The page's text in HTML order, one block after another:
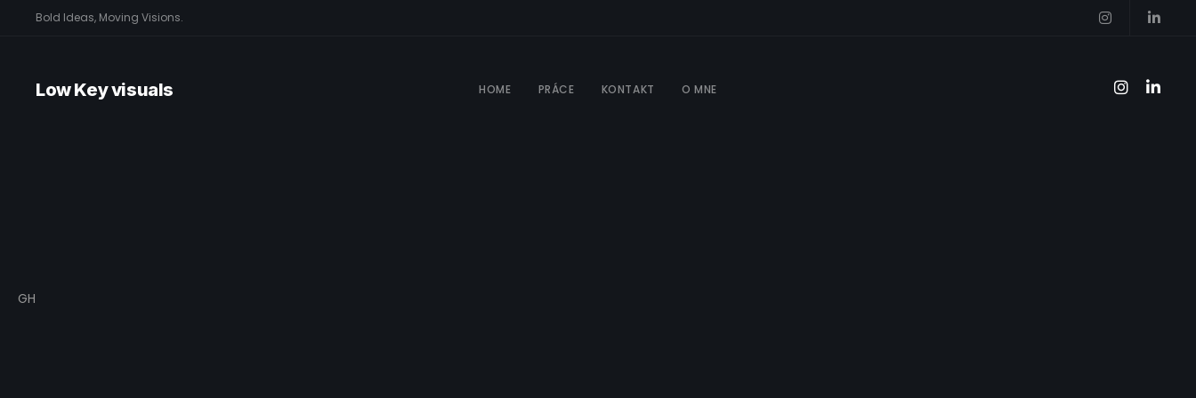
Bold Ideas, Moving Visions.
Low Key visuals HOME PRÁCE KONTAKT O MNE
GH